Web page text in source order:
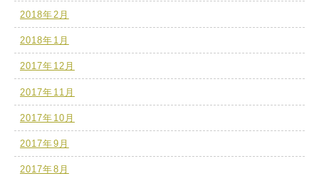
2018年2月
2018年1月
2017年12月
2017年11月
2017年10月
2017年9月
2017年8月